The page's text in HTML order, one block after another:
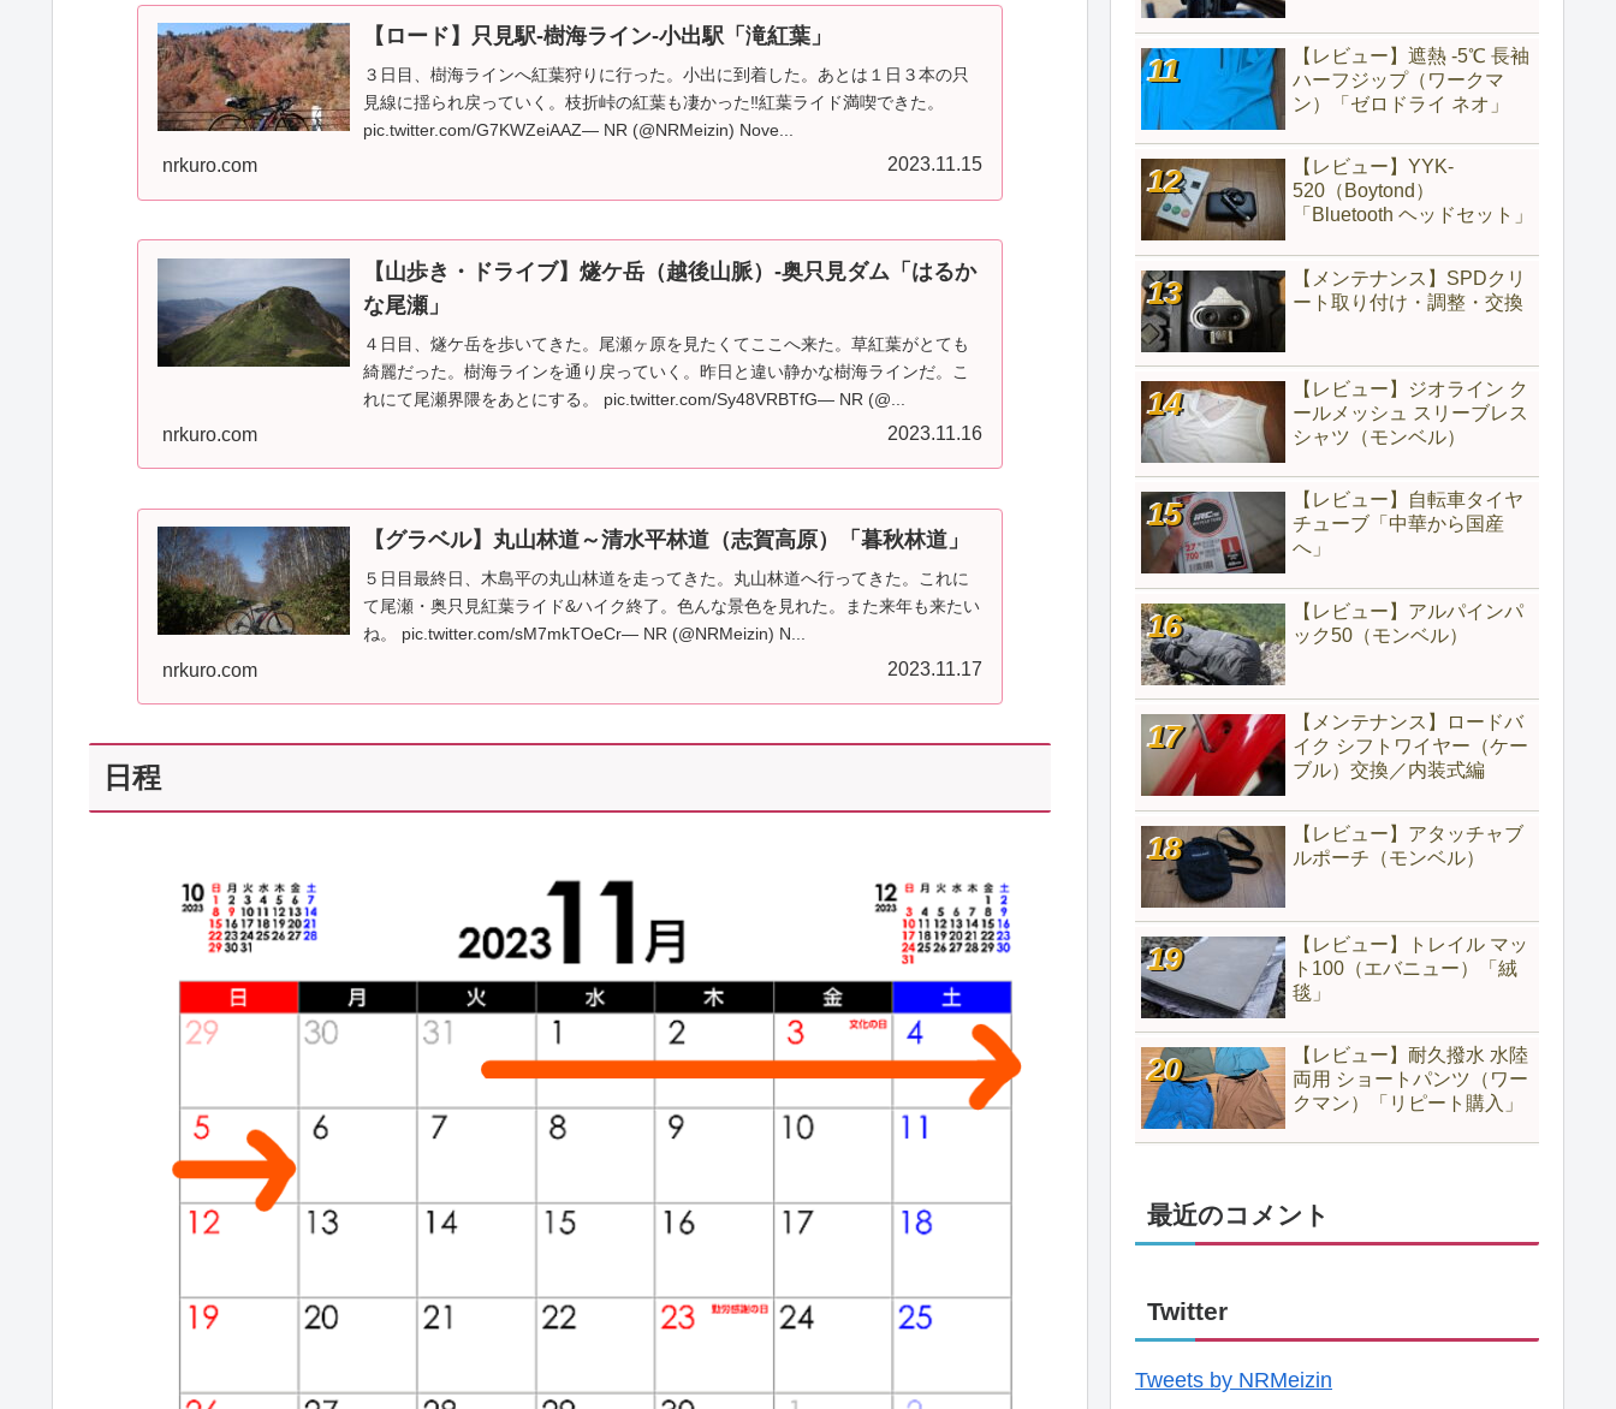
【ロード】只見駅-樹海ライン-小出駅「滝紅葉」
３日目、樹海ラインへ紅葉狩りに行った。小出に到着した。あとは１日３本の只
見線に揺られ戻っていく。枝折峠の紅葉も凄かった‼️紅葉ライド満喫できた。
pic.twitter.com/G7KWZeiAAZ— NR (@NRMeizin) Nove...
nrkuro.com 2023.11.15
【山歩き・ドライブ】燧ケ岳（越後山脈）-奥只見ダム「はるか
な尾瀬」
４日目、燧ケ岳を歩いてきた。尾瀬ヶ原を見たくてここへ来た。草紅葉がとても
綺麗だった。樹海ラインを通り戻っていく。昨日と違い静かな樹海ラインだ。こ
れにて尾瀬界隈をあとにする。 pic.twitter.com/Sy48VRBTfG— NR (@...
nrkuro.com 2023.11.16
【グラベル】丸山林道～清水平林道（志賀高原）「暮秋林道」
５日目最終日、木島平の丸山林道を走ってきた。丸山林道へ行ってきた。これに
て尾瀬・奥只見紅葉ライド&ハイク終了。色んな景色を見れた。また来年も来たい
ね。 pic.twitter.com/sM7mkTOeCr— NR (@NRMeizin) N...
nrkuro.com 2023.11.17
日程
【レビュー】遮熱 -5℃ 長袖
ハーフジップ（ワークマ
ン）「ゼロドライ ネオ」
【レビュー】YYK-
520（‎Boytond）
「Bluetooth ヘッドセット」
【メンテナンス】SPDクリ
ート取り付け・調整・交換
【レビュー】ジオライン ク
ールメッシュ スリーブレス
シャツ（モンベル）
【レビュー】自転車タイヤ
チューブ「中華から国産
へ」
【レビュー】アルパインパ
ック50（モンベル）
【メンテナンス】ロードバ
イク シフトワイヤー（ケー
ブル）交換／内装式編
【レビュー】アタッチャブ
ルポーチ（モンベル）
【レビュー】トレイル マッ
ト100（エバニュー）「絨
毯」
【レビュー】耐久撥水 水陸
両用 ショートパンツ（ワー
クマン）「リピート購入」
最近のコメント
Twitter
Tweets by NRMeizin